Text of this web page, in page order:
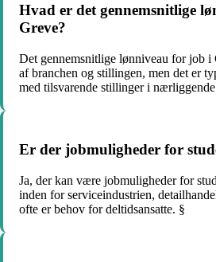
Hvad er det gennemsnitlige
Greve?
Det gennemsnitlige lønniveau for job
af branchen og stillingen, men det er
med tilsvarende stillinger i nærliggende
Er der jobmuligheder for
Ja, der kan være jobmuligheder for
inden for serviceindustrien,
ofte er behov for deltidsansatte. §